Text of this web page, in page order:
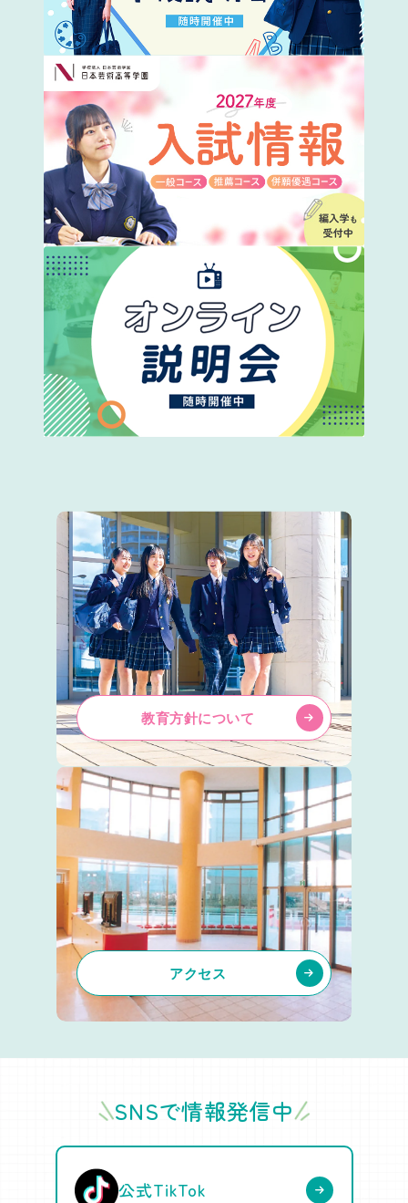
教育方針について
アクセス
SNSで情報発信中
公式TikTok